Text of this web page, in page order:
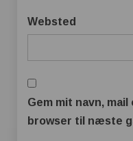
Websted
Gem mit navn,
browser til næste